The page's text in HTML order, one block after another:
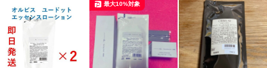
最大10%対象